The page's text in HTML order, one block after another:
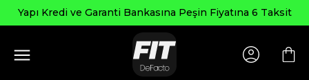
Kredi ve Garanti Bankasına Peşin Fiyatına 6 Taksit